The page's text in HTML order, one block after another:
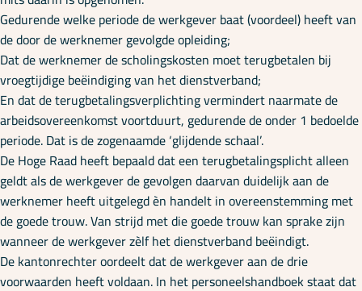
Gedurende welke periode de werkgever baat (voordeel) heeft van
de door de werknemer gevolgde opleiding;
Dat de werknemer de scholingskosten moet terugbetalen bij
vroegtijdige beëindiging van het dienstverband;
En dat de terugbetalingsverplichting vermindert naarmate de
arbeidsovereenkomst voortduurt, gedurende de onder 1 bedoelde
periode. Dat is de zogenaamde ‘glijdende schaal’.
De Hoge Raad heeft bepaald dat een terugbetalingsplicht alleen
geldt als de werkgever de gevolgen daarvan duidelijk aan de
werknemer heeft uitgelegd èn handelt in overeenstemming met
de goede trouw. Van strijd met die goede trouw kan sprake zijn
wanneer de werkgever zèlf het dienstverband beëindigt.
De kantonrechter oordeelt dat de werkgever aan de drie
voorwaarden heeft voldaan. In het personeelshandboek staat dat